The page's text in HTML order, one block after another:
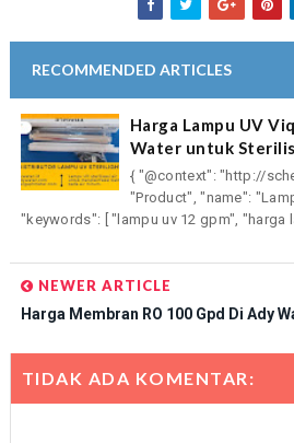
RECOMMENDED ARTICLES
Harga Lampu UV
Water untuk
{ "@context": "http://
"Product", "name":
"keywords": [ "lampu uv 12 gpm", "harga
NEWER ARTICLE
Harga Membran RO 100 Gpd Di Ady
TIDAK ADA KOMENTAR: